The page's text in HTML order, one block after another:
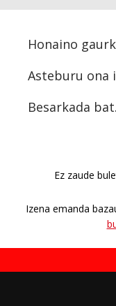
Honaino
Asteburu ona
Besarkada bat.
Ez zaude
Izena emanda